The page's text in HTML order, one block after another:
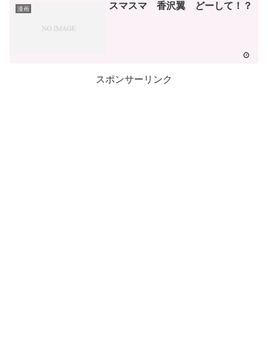
漫画 スマスマ 香沢翼 どーして！？
スポンサーリンク